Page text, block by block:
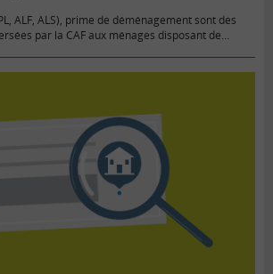
ALF, ALS), prime de déménagement sont des
par la CAF aux ménages disposant de